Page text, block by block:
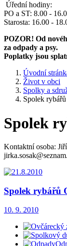
Úřední hodiny:
PO a ST: 8.00 -
Starosta: 16.00 -
POZOR! Od
za odpady a psy.
Poplatky jsou
Úvodní
Život v obci
Spolky a
Spolek
Spolek
Kontaktní osoba:
Spolek rybářů
10. 9. 2010